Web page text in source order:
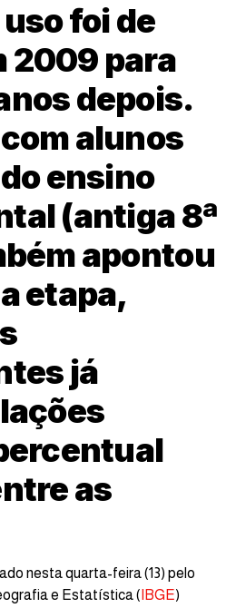
foi de
2009 para
depois.
alunos
ensino
(antiga 8ª
apontou
etapa,
já
as
nesta quarta-feira (13) pelo
e Estatística ( IBGE)